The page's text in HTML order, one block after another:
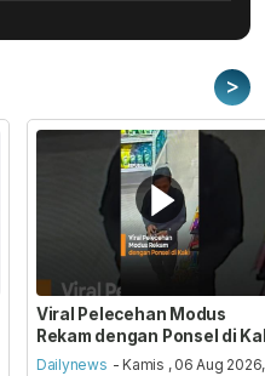
>
Viral Pelecehan Modus
Rekam dengan Ponsel di
Dailynews - Kamis , 06 Aug 2026,